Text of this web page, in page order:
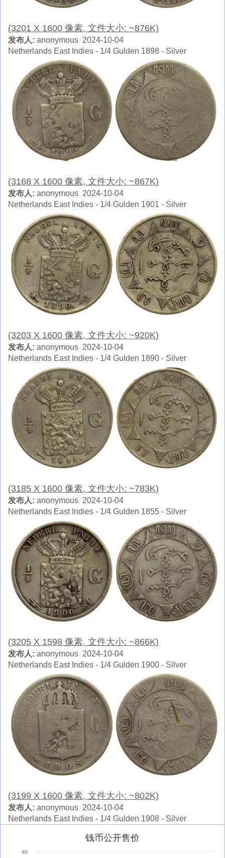
(3201 X 1600 像素, 文件大小: ~876K)
发布人: anonymous 2024-10-04
Netherlands East Indies - 1/4 Gulden 1898 - Silver
(3168 X 1600 像素, 文件大小: ~867K)
发布人: anonymous 2024-10-04
Netherlands East Indies - 1/4 Gulden 1901 - Silver
(3203 X 1600 像素, 文件大小: ~920K)
发布人: anonymous 2024-10-04
Netherlands East Indies - 1/4 Gulden 1890 - Silver
(3185 X 1600 像素, 文件大小: ~783K)
发布人: anonymous 2024-10-04
Netherlands East Indies - 1/4 Gulden 1855 - Silver
(3205 X 1598 像素, 文件大小: ~866K)
发布人: anonymous 2024-10-04
Netherlands East Indies - 1/4 Gulden 1900 - Silver
(3199 X 1600 像素, 文件大小: ~802K)
发布人: anonymous 2024-10-04
Netherlands East Indies - 1/4 Gulden 1908 - Silver